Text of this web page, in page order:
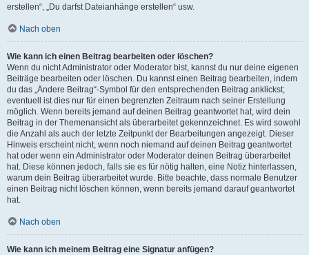
erstellen“, „Du darfst Dateianhänge erstellen“ usw.
Nach oben
Wie kann ich einen Beitrag bearbeiten oder löschen?
Wenn du nicht Administrator oder Moderator bist, kannst du nur deine eigenen
Beiträge bearbeiten oder löschen. Du kannst einen Beitrag bearbeiten, indem
du das „Ändere Beitrag“-Symbol für den entsprechenden Beitrag anklickst;
eventuell ist dies nur für einen begrenzten Zeitraum nach seiner Erstellung
möglich. Wenn bereits jemand auf deinen Beitrag geantwortet hat, wird dein
Beitrag in der Themenansicht als überarbeitet gekennzeichnet. Es wird sowohl
die Anzahl als auch der letzte Zeitpunkt der Bearbeitungen angezeigt. Dieser
Hinweis erscheint nicht, wenn noch niemand auf deinen Beitrag geantwortet
hat oder wenn ein Administrator oder Moderator deinen Beitrag überarbeitet
hat. Diese können jedoch, falls sie es für nötig halten, eine Notiz hinterlassen,
warum dein Beitrag überarbeitet wurde. Bitte beachte, dass normale Benutzer
einen Beitrag nicht löschen können, wenn bereits jemand darauf geantwortet
hat.
Nach oben
Wie kann ich meinem Beitrag eine Signatur anfügen?